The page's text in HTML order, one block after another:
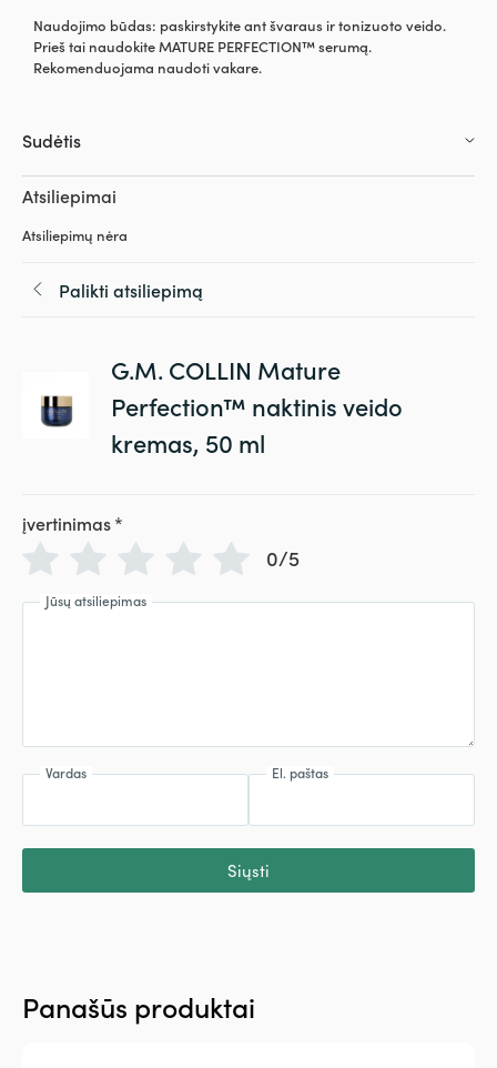
Naudojimo būdas: paskirstykite ant švaraus ir tonizuoto veido.
Prieš tai naudokite MATURE PERFECTION™ serumą.
Rekomenduojama naudoti vakare.
Sudėtis
Atsiliepimai
Atsiliepimų nėra
Palikti atsiliepimą
G.M. COLLIN Mature
Perfection™ naktinis veido
kremas, 50 ml
įvertinimas*
0/5
Jūsų atsiliepimas
Vardas El. paštas
Siųsti
Panašūs produktai